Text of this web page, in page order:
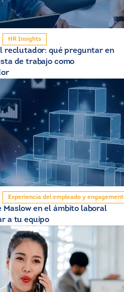
HR Insights
reclutador: qué preguntar en
de trabajo como
Experiencia del empleado y engagement
Maslow en el ámbito laboral
a tu equipo